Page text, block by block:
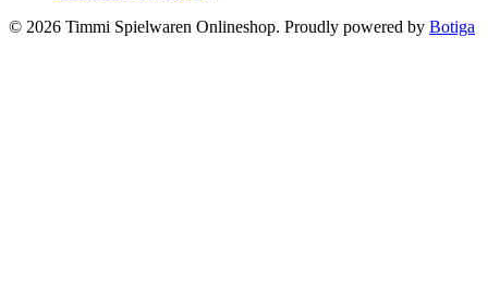
© 2026 Timmi Spielwaren Onlineshop. Proudly powered by Botiga